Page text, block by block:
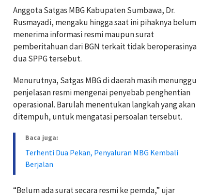
Anggota Satgas MBG Kabupaten Sumbawa, Dr.
Rusmayadi, mengaku hingga saat ini pihaknya belum
menerima informasi resmi maupun surat
pemberitahuan dari BGN terkait tidak beroperasinya
dua SPPG tersebut.
Menurutnya, Satgas MBG di daerah masih menunggu
penjelasan resmi mengenai penyebab penghentian
operasional. Barulah menentukan langkah yang akan
ditempuh, untuk mengatasi persoalan tersebut.
Baca juga:
Terhenti Dua Pekan, Penyaluran MBG Kembali
Berjalan
“Belum ada surat secara resmi ke pemda,” ujar